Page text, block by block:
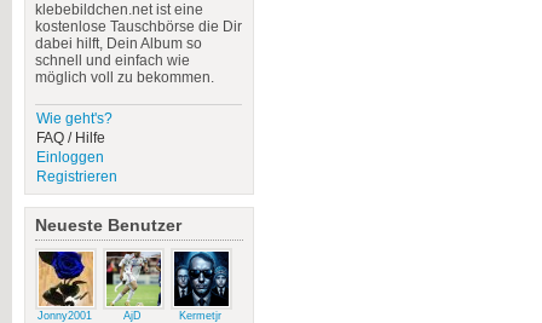
klebebildchen.net ist eine
kostenlose Tauschbörse die Dir
dabei hilft, Dein Album so
schnell und einfach wie
möglich voll zu bekommen.
Wie geht's?
FAQ / Hilfe
Einloggen
Registrieren
Neueste Benutzer
Jonny2001 AjD Kermetjr